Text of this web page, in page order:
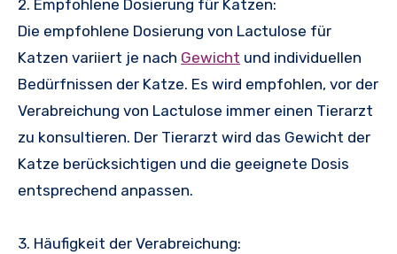
2. Empfohlene Dosierung für Katzen:
Die empfohlene Dosierung von Lactulose für
Katzen variiert je nach Gewicht und individuellen
Bedürfnissen der Katze. Es wird empfohlen, vor der
Verabreichung von Lactulose immer einen Tierarzt
zu konsultieren. Der Tierarzt wird das Gewicht der
Katze berücksichtigen und die geeignete Dosis
entsprechend anpassen.
3. Häufigkeit der Verabreichung: